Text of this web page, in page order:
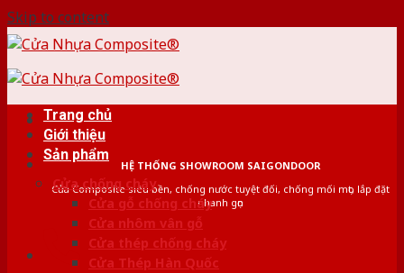
Skip to content
HỆ THỐNG SHOWROOM SAIGONDOOR
Cửa Composite siêu bền, chống nước tuyệt đối, chống mối mọt, lắp đặt
nhanh gọn
Trang chủ
Giới thiệu
Sản phẩm
Cửa chống cháy
Cửa gỗ chống cháy
Cửa nhôm vân gỗ
Cửa thép chống cháy
Cửa Thép Hàn Quốc